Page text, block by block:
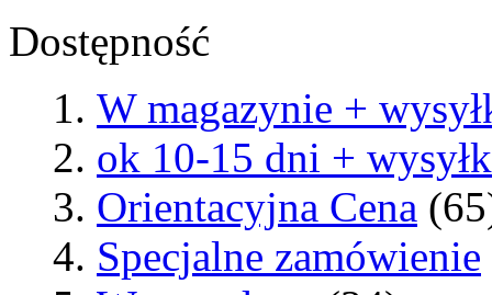
Dostępność
W magazynie +
ok 10-15 dni +
Orientacyjna Cena
Specjalne zamówienie